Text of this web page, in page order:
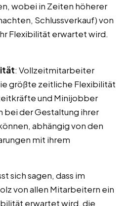
wobei in Zeiten höherer
Schlussverkauf) von
Flexibilität erwartet wird.
: Vollzeitmitarbeiter
größte zeitliche Flexibilität
und Minijobber
bei der Gestaltung ihrer
abhängig von den
mit ihrem
sich sagen, dass im
von allen Mitarbeitern ein
erwartet wird, die